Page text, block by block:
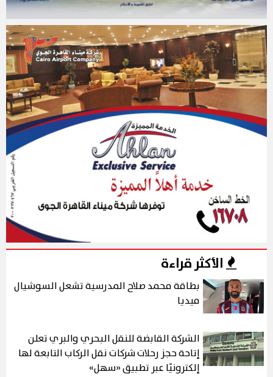
الأكثر قراءة
بطاقة محمد صلاح المدرسية تشعل السوشيال
ميديا
الشركة القابضة للنقل البحري والبري تعلن
إتاحة حجز رحلات شركات نقل الركاب التابعة لها
إلكترونيًا عبر تطبيق «سهل»